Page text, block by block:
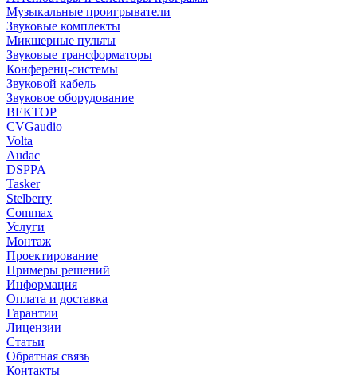
Музыкальные проигрыватели
Звуковые комплекты
Микшерные пульты
Звуковые трансформаторы
Конференц-системы
Звуковой кабель
Звуковое оборудование
ВЕКТОР
CVGaudio
Volta
Audac
DSPPA
Tasker
Stelberry
Commax
Услуги
Монтаж
Проектирование
Примеры решений
Информация
Оплата и доставка
Гарантии
Лицензии
Статьи
Обратная связь
Контакты